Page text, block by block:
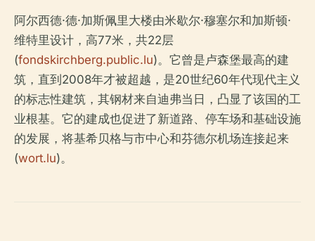
阿尔西德·德·加斯佩里大楼由米歇尔·穆塞尔和加斯顿·
维特里设计，高77米，共22层
(fondskirchberg.public.lu)。它曾是卢森堡最高的建
筑，直到2008年才被超越，是20世纪60年代现代主义
的标志性建筑，其钢材来自迪弗当日，凸显了该国的工
业根基。它的建成也促进了新道路、停车场和基础设施
的发展，将基希贝格与市中心和芬德尔机场连接起来
(wort.lu)。